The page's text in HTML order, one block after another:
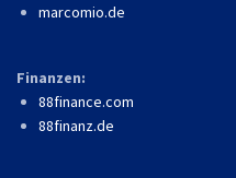
marcomio.de
Finanzen:
88finance.com
88finanz.de